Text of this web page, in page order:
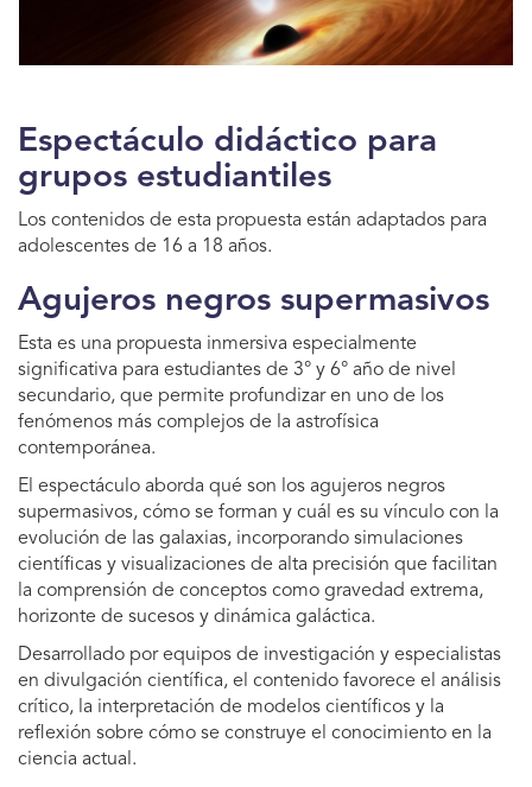
Espectáculo didáctico para
grupos estudiantiles
Los contenidos de esta propuesta están adaptados para
adolescentes de 16 a 18 años.
Agujeros negros supermasivos
Esta es una propuesta inmersiva especialmente
significativa para estudiantes de 3° y 6° año de nivel
secundario, que permite profundizar en uno de los
fenómenos más complejos de la astrofísica
contemporánea.
El espectáculo aborda qué son los agujeros negros
supermasivos, cómo se forman y cuál es su vínculo con la
evolución de las galaxias, incorporando simulaciones
científicas y visualizaciones de alta precisión que facilitan
la comprensión de conceptos como gravedad extrema,
horizonte de sucesos y dinámica galáctica.
Desarrollado por equipos de investigación y especialistas
en divulgación científica, el contenido favorece el análisis
crítico, la interpretación de modelos científicos y la
reflexión sobre cómo se construye el conocimiento en la
ciencia actual.